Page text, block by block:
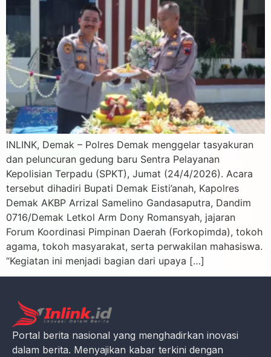
INLINK, Demak – Polres Demak menggelar tasyakuran
dan peluncuran gedung baru Sentra Pelayanan
Kepolisian Terpadu (SPKT), Jumat (24/4/2026). Acara
tersebut dihadiri Bupati Demak Eisti’anah, Kapolres
Demak AKBP Arrizal Samelino Gandasaputra, Dandim
0716/Demak Letkol Arm Dony Romansyah, jajaran
Forum Koordinasi Pimpinan Daerah (Forkopimda), tokoh
agama, tokoh masyarakat, serta perwakilan mahasiswa.
“Kegiatan ini menjadi bagian dari upaya […]
Portal berita nasional yang menghadirkan inovasi
dalam berita. Menyajikan kabar terkini dengan